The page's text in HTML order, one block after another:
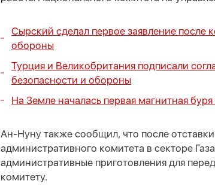
Сырский сделал первое заявление после
обороны
Турция и Великобритания подписали
безопасности и обороны
На Земле началась первая магнитная буря
Ан-Нуну также сообщил, что после
административного комитета в секторе
административные приготовления для
комитету.